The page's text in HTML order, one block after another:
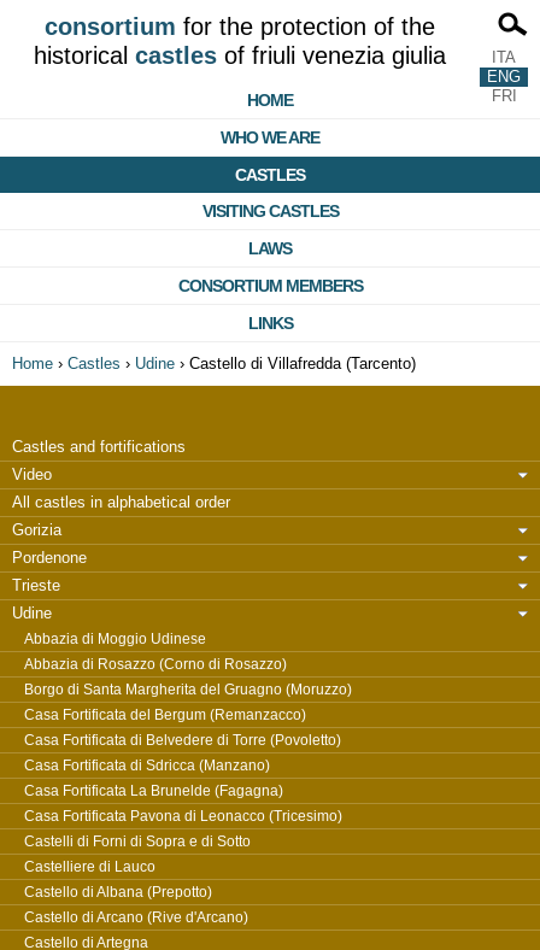
consortium for the protection of the
historical castles of friuli venezia giulia
HOME
WHO WE ARE
CASTLES
VISITING CASTLES
LAWS
CONSORTIUM MEMBERS
LINKS
ITA
ENG
FRI
Home › Castles › Udine › Castello di Villafredda (Tarcento)
Castles and fortifications
Video
All castles in alphabetical order
Gorizia
Pordenone
Trieste
Udine
Abbazia di Moggio Udinese
Abbazia di Rosazzo (Corno di Rosazzo)
Borgo di Santa Margherita del Gruagno (Moruzzo)
Casa Fortificata del Bergum (Remanzacco)
Casa Fortificata di Belvedere di Torre (Povoletto)
Casa Fortificata di Sdricca (Manzano)
Casa Fortificata La Brunelde (Fagagna)
Casa Fortificata Pavona di Leonacco (Tricesimo)
Castelli di Forni di Sopra e di Sotto
Castelliere di Lauco
Castello di Albana (Prepotto)
Castello di Arcano (Rive d'Arcano)
Castello di Artegna